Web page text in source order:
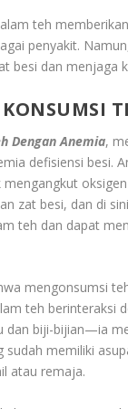
teh
penyakit.
besi dan menjaga
Dengan Anemia,
defisiensi besi.
zat besi, dan di
teh dan dapat
mengonsumsi
teh
dan biji-bijian—ia
sudah memiliki
atau remaja.